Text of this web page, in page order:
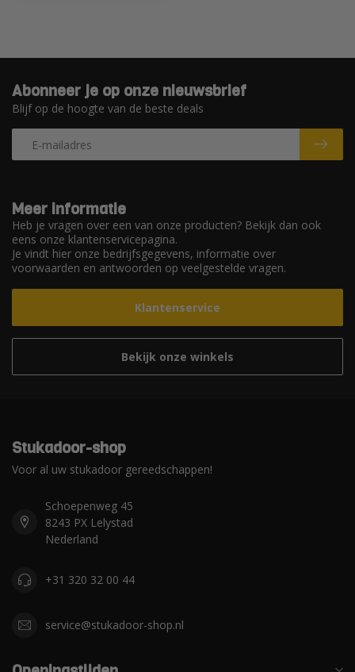
Meer informatie
Heb je vragen over een van onze producten? Bekijk dan ook
eens onze klantenservicepagina.
Je vindt hier onze bedrijfsgegevens, informatie over
voorwaarden en antwoorden op veelgestelde vragen.
Klantenservice
Bekijk onze winkels
Abonneer je op onze nieuwsbrief
Blijf op de hoogte van de beste deals
Stukadoor-shop
Voor al uw stukadoor gereedschappen!
Schoepenweg 45
8243 PX Lelystad
Nederland
+31 320 32 00 44
service@stukadoor-shop.nl